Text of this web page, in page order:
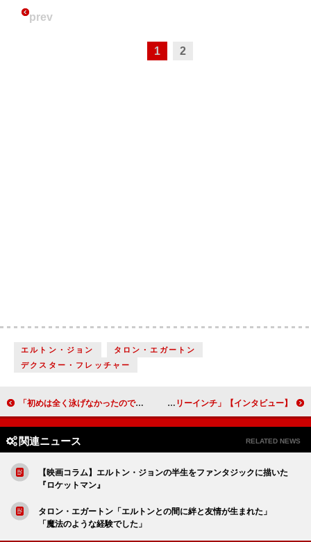
prev
1 2
エルトン・ジョン
タロン・エガートン
デクスター・フレッチャー
「初めは全く泳げなかったので、用意された分の３倍ぐらい個人で水泳の練習をしました」大東駿介（鶴田義行）【「いだてん～東京オリムピック噺（ばなし）～」インタビュー】 【インタビュー】「ヘドウィグ・アンド・アングリーインチ」浦井健治「稽古場は女子高！タピ活中です」
関連ニュース RELATED NEWS
【映画コラム】エルトン・ジョンの半生をファンタジックに描いた
『ロケットマン』
タロン・エガートン「エルトンとの間に絆と友情が生まれた」
「魔法のような経験でした」